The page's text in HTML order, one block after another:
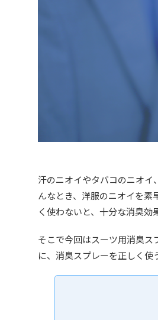
汗のニオイやタバコのニオイ
んなとき、洋服のニオイを
く使わないと、十分な消臭効
そこで今回はスーツ用消臭
に、消臭スプレーを正しく使